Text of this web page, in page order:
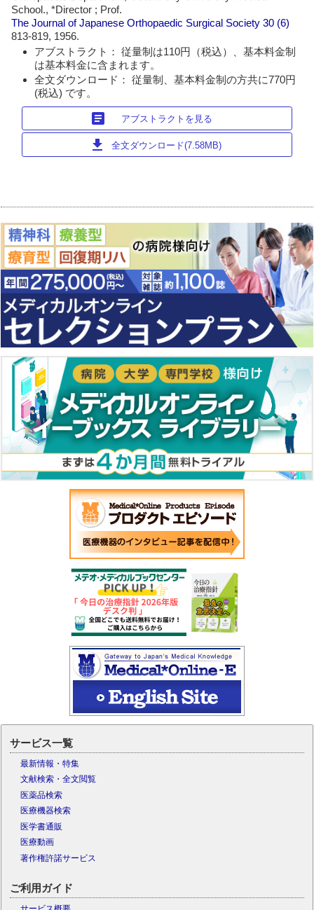
School., *Director ; Prof.
The Journal of Japanese Orthopaedic Surgical Society 30 (6)
813-819, 1956.
アブストラクト： 従量制は110円（税込）、基本料金制
は基本料金に含まれます。
全文ダウンロード： 従量制、基本料金制の方共に770円
(税込) です。
article アブストラクトを見る
download 全文ダウンロード(7.58MB)
サービス一覧
最新情報・特集
文献検索・全文閲覧
医薬品検索
医療機器検索
医学書通販
医療動画
著作権許諾サービス
ご利用ガイド